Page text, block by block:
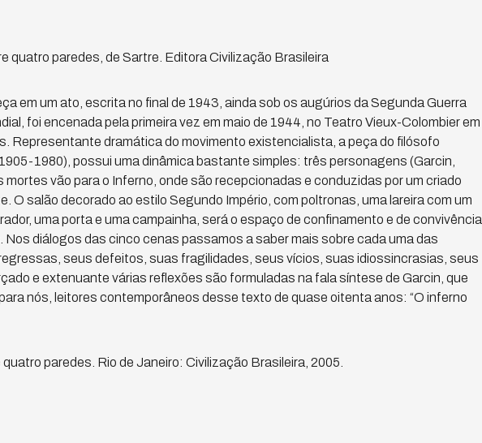
quatro paredes, de Sartre. Editora Civilização Brasileira
em um ato, escrita no final de 1943, ainda sob os augúrios da Segunda Guerra
foi encenada pela primeira vez em maio de 1944, no Teatro Vieux-Colombier em
Representante dramática do movimento existencialista, a peça do filósofo
1980), possui uma dinâmica bastante simples: três personagens (Garcin,
mortes vão para o Inferno, onde são recepcionadas e conduzidas por um criado
O salão decorado ao estilo Segundo Império, com poltronas, uma lareira com um
uma porta e uma campainha, será o espaço de confinamento e de convivência
diálogos das cinco cenas passamos a saber mais sobre cada uma das
seus defeitos, suas fragilidades, seus vícios, suas idiossincrasias, seus
e extenuante várias reflexões são formuladas na fala síntese de Garcin, que
nós, leitores contemporâneos desse texto de quase oitenta anos: “O inferno
paredes. Rio de Janeiro: Civilização Brasileira, 2005.